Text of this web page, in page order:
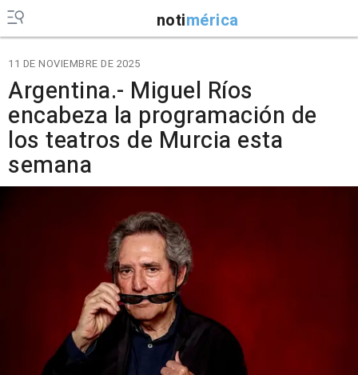
notimérica
11 DE NOVIEMBRE DE 2025
Argentina.- Miguel Ríos
encabeza la programación de
los teatros de Murcia esta
semana